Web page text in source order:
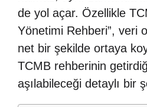
de yol açar. Özellikle
Yönetimi Rehberi”, veri
net bir şekilde ortaya
TCMB rehberinin
aşılabileceği detaylı bir